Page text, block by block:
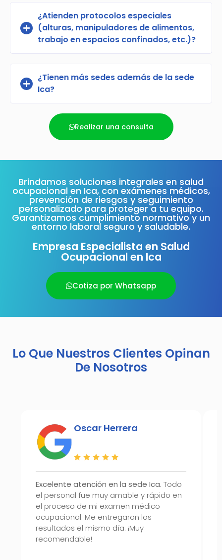
¿Atienden protocolos especiales
(alturas, manipuladores de alimentos,
trabajo en espacios confinados, etc.)?
¿Tienen más sedes además de la sede
Ica?
Realizar una consulta
Brindamos soluciones integrales en salud
ocupacional en Ica, con exámenes médicos,
prevención de riesgos y seguimiento
personalizado para proteger a tu equipo.
Garantizamos cumplimiento normativo y un
entorno laboral seguro y saludable.
Empresa Especialista en Salud
Ocupacional en Ica
Cotiza por Whatsapp
Lo Que Nuestros Clientes Opinan
De Nosotros
Oscar Herrera
Excelente atención en la sede Ica. Todo
el personal fue muy amable y rápido en
el proceso de mi examen médico
ocupacional. Me entregaron los
resultados el mismo día. ¡Muy
recomendable!